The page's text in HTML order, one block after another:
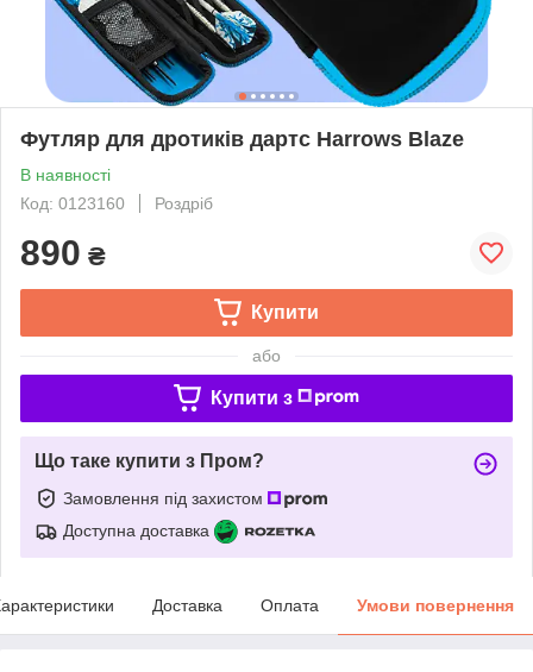
Футляр для дротиків дартс Harrows Blaze
В наявності
Код: 0123160
Роздріб
890 ₴
Купити
або
Купити з
Що таке купити з Пром?
Замовлення під захистом
Доступна доставка
Доставка Оплата Умови повернення